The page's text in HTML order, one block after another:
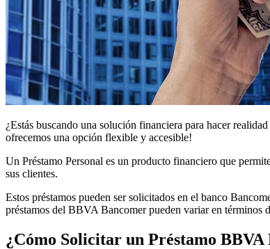
¿Estás buscando una solución financiera para hacer
ofrecemos una opción flexible y accesible!
Un Préstamo Personal es un producto financiero que
sus clientes.
Estos préstamos pueden ser solicitados en el banco
préstamos del BBVA Bancomer pueden variar en términos
¿Cómo Solicitar un Préstamo BBVA